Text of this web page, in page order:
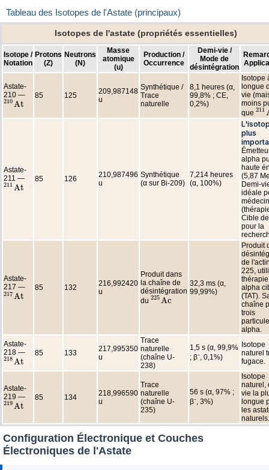
Tableau des Isotopes de l'Astate (principaux)
Isotopes de l'astate (propriétés essentielles)
Isotope /
Notation
Protons
(Z)
Neutrons
(N)
Masse
atomique
(u)
Production /
Occurrence
Demi-vie /
Mode de
désintégration
Astate-
210 —
210At
210At
85 125
209,987148
u
Synthétique /
Trace
naturelle
8,1 heures (α,
99,8% ; CE,
0,2%)
Isotope
longue
vie
moins
que 211
211
Astate-
211 —
211At
211At
85 126
210,987496
u
Synthétique
(α sur Bi-209)
7,214 heures
(α, 100%)
plus
alpha
haute
(5,87
Demi-
idéale
Cible
pour la
Astate-
217 —
217At
217At
85 132
216,992420
u
Produit dans
la chaîne de
désintégration
du 225Ac
225Ac
32,3 ms (α,
99,99%)
Produit
de
225,
thérapie
alpha
(TAT).
chaîne
trois
alpha.
Astate-
218 —
218At
218At
85 133
217,995350
u
Trace
naturelle
(chaîne U-
238)
1,5 s (α, 99,9%
; β⁻, 0,1%)
Isotope
naturel
fugace.
Astate-
219 —
219At
219At
85 134
218,996590
u
Trace
naturelle
(chaîne U-
235)
56 s (α, 97% ;
β⁻, 3%)
Isotope
naturel,
vie la
longue
les
naturels.
Configuration Électronique et Couches
Électroniques de l'Astate